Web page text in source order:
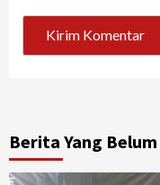
Berita Yang